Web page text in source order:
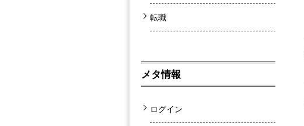
転職
メタ情報
ログイン